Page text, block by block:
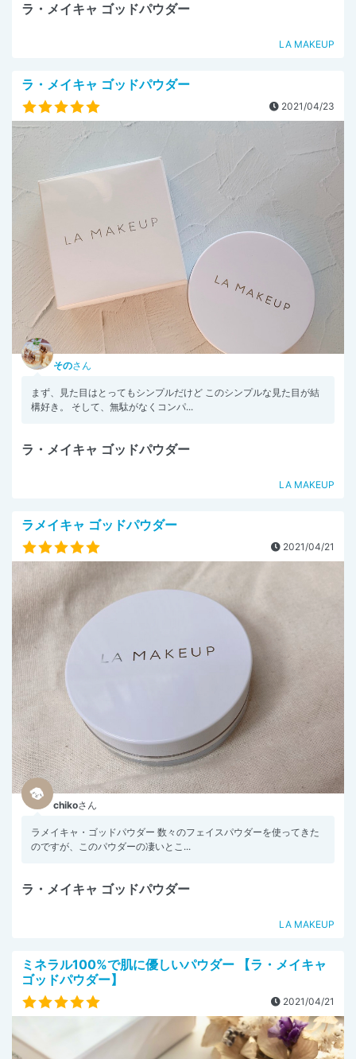
ラ・メイキャ ゴッドパウダー
LA MAKEUP
ラ・メイキャ ゴッドパウダー
2021/04/23
そのさん
まず、見た目はとってもシンプルだけど このシンプルな見た目が結
構好き。 そして、無駄がなくコンパ...
ラ・メイキャ ゴッドパウダー
LA MAKEUP
ラメイキャ ゴッドパウダー
2021/04/21
chikoさん
ラメイキャ・ゴッドパウダー 数々のフェイスパウダーを使ってきた
のですが、このパウダーの凄いとこ...
ラ・メイキャ ゴッドパウダー
LA MAKEUP
ミネラル100%で肌に優しいパウダー 【ラ・メイキャ
ゴッドパウダー】
2021/04/21